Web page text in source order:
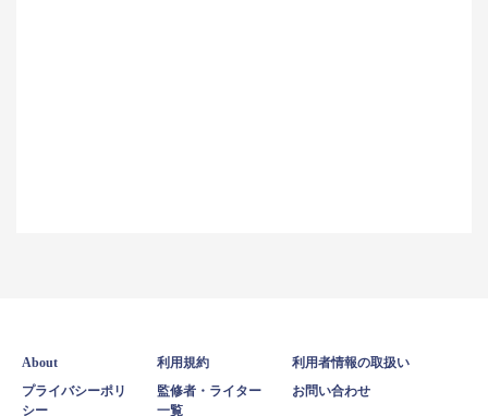
About 利用規約 利用者情報の取扱い
プライバシーポリ
シー
監修者・ライター
一覧
お問い合わせ